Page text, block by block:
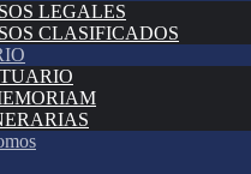
LEGALES
CLASIFICADOS